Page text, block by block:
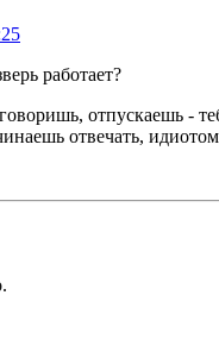
работает?
отпускаешь -
отвечать,